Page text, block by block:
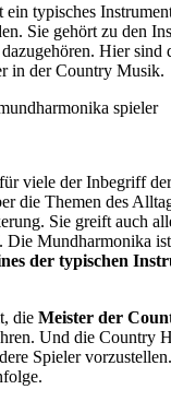
typisches
Sie gehört zu den
Hier sind
in der Country Musik.
viele der Inbegriff
die Themen des
Sie greift auch
Die Mundharmonika ist
der typischen
die Meister der
Und die Country
Spieler